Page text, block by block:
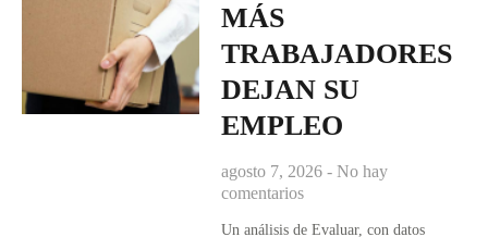
MÁS
TRABAJADORES
DEJAN SU
EMPLEO
agosto 7, 2026 No hay
comentarios
Un análisis de Evaluar, con datos